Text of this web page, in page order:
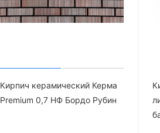
Кирпич керамический Керма
Premium 0,7 НФ Бордо Рубин